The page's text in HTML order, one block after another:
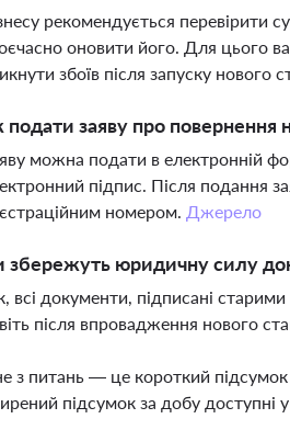
рекомендується перевірити
оновити його. Для цього
збоїв після запуску нового
подати заяву про
можна подати в електронній
підпис. Після подання
номером. Джерело
збережуть юридичну силу
всі документи, підписані
після впровадження нового
з питань — це короткий
підсумок за добу доступні у